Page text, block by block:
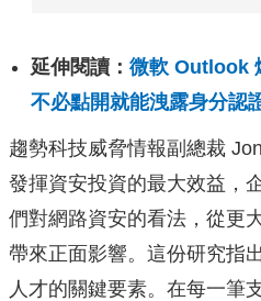
延伸閱讀： 微軟 Outlook
不必點開就能洩露身分認
趨勢科技威脅情報副總裁
發揮資安投資的最大效益，
們對網路資安的看法， 從更
帶來正面影響。 這份研究指
人才的關鍵要素。 在每一筆